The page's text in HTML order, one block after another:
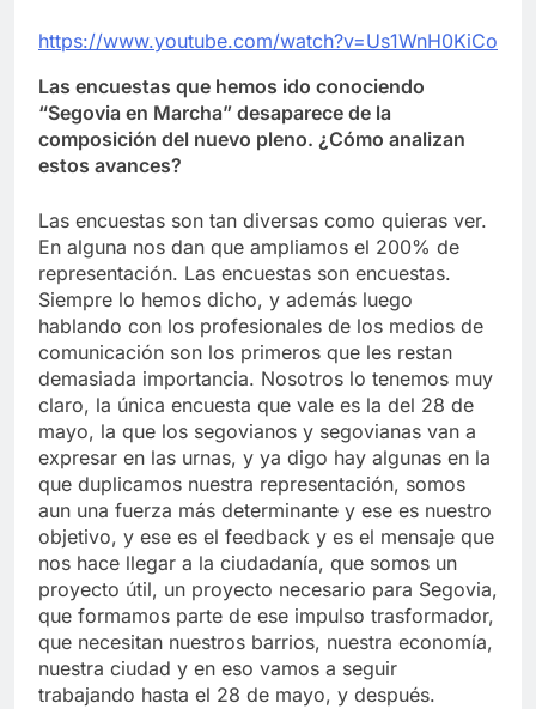
https://www.youtube.com/watch?v=Us1WnH0KiCo
Las encuestas que hemos ido conociendo
“Segovia en Marcha” desaparece de la
composición del nuevo pleno. ¿Cómo analizan
estos avances?
Las encuestas son tan diversas como quieras ver.
En alguna nos dan que ampliamos el 200% de
representación. Las encuestas son encuestas.
Siempre lo hemos dicho, y además luego
hablando con los profesionales de los medios de
comunicación son los primeros que les restan
demasiada importancia. Nosotros lo tenemos muy
claro, la única encuesta que vale es la del 28 de
mayo, la que los segovianos y segovianas van a
expresar en las urnas, y ya digo hay algunas en la
que duplicamos nuestra representación, somos
aun una fuerza más determinante y ese es nuestro
objetivo, y ese es el feedback y es el mensaje que
nos hace llegar a la ciudadanía, que somos un
proyecto útil, un proyecto necesario para Segovia,
que formamos parte de ese impulso trasformador,
que necesitan nuestros barrios, nuestra economía,
nuestra ciudad y en eso vamos a seguir
trabajando hasta el 28 de mayo, y después.